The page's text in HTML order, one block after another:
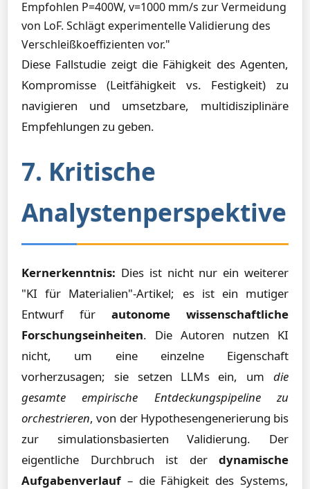
Empfohlen P=400W, v=1000 mm/s zur Vermeidung
von LoF. Schlägt experimentelle Validierung des
Verschleißkoeffizienten vor."
Diese Fallstudie zeigt die Fähigkeit des Agenten,
Kompromisse (Leitfähigkeit vs. Festigkeit) zu
navigieren und umsetzbare, multidisziplinäre
Empfehlungen zu geben.
7. Kritische
Analystenperspektive
Kernerkenntnis: Dies ist nicht nur ein weiterer
"KI für Materialien"-Artikel; es ist ein mutiger
Entwurf für autonome wissenschaftliche
Forschungseinheiten. Die Autoren nutzen KI
nicht, um eine einzelne Eigenschaft
vorherzusagen; sie setzen LLMs ein, um die
gesamte empirische Entdeckungspipeline zu
orchestrieren, von der Hypothesengenerierung bis
zur simulationsbasierten Validierung. Der
eigentliche Durchbruch ist der dynamische
Aufgabenverlauf – die Fähigkeit des Systems,